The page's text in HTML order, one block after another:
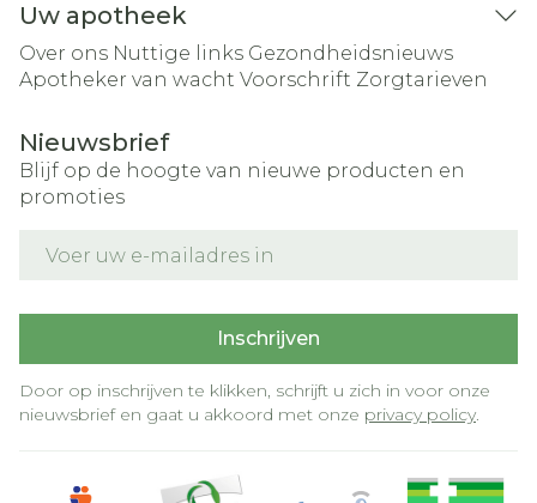
Uw apotheek
Over ons Nuttige links Gezondheidsnieuws
Apotheker van wacht Voorschrift Zorgtarieven
Nieuwsbrief
Blijf op de hoogte van nieuwe producten en
promoties
Inschrijven
Door op inschrijven te klikken, schrijft u zich in voor onze
nieuwsbrief en gaat u akkoord met onze privacy policy.